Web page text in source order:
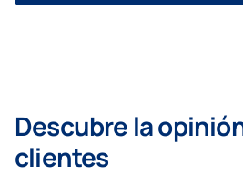
Descubre la
clientes